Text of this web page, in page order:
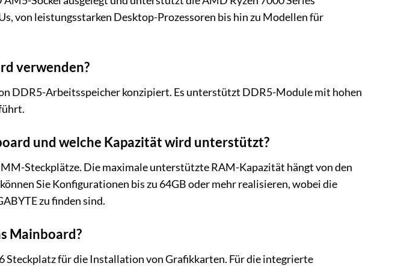
von leistungsstarken Desktop-Prozessoren bis hin zu Modellen für
verwenden?
DDR5-Arbeitsspeicher konzipiert. Es unterstützt DDR5-Module mit hohen
und welche Kapazität wird unterstützt?
Steckplätze. Die maximale unterstützte RAM-Kapazität hängt von den
Sie Konfigurationen bis zu 64GB oder mehr realisieren, wobei die
zu finden sind.
Mainboard?
Steckplatz für die Installation von Grafikkarten. Für die integrierte